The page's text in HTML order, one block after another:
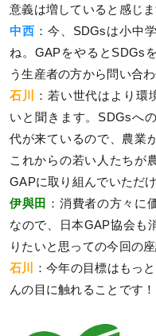
意義は増していると感じま
中西 ：今、SDGsは小中
ね。GAPをやるとSDGs
う生産者の方から問い合
石川
：若い世代はより
いと聞きます。SDGsへ
代が来ているので、農業
これからの若い人たちが
GAPに取り組んでいただ
伊與田
：消費者の方々に
なので、日本GAP協会も
りたいと思っての今回の座
石川
：今年の目標はもっ
んの目に触れることです！